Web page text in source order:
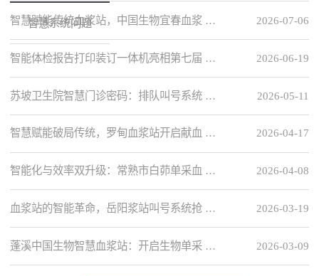
智慧系统问题 2026-07-06
智慧赋能传统血浆站，中国生物宜春血浆 …
2026-06-19
智能体检报告打印装订一体机亮相第七届 …
2026-05-11
苏坡卫生院智慧门诊密码：排队叫号系统 …
2026-04-17
智慧赋能破局传统，罗甸血浆站开启献血 …
2026-04-08
智能化与效率双升级：常熟市白茆单采血 …
2026-03-19
血浆站的智能革命，岳阳浆站叫号系统抢 …
2026-03-09
蓬溪中国生物智慧血浆站：开启生物单采 …